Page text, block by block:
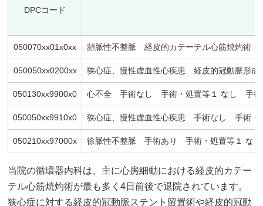
DPCコード
050070xx01x0xx 頻脈性不整脈 経皮的カテーテル心筋焼灼術
050050xx0200xx 狭心症、慢性虚血性心疾患 経皮的冠動脈形
050130xx9900x0 心不全 手術なし 手術・処置等１ なし 手術
050050xx9910x0 狭心症、慢性虚血性心疾患 手術なし 手術・
050210xx97000x 徐脈性不整脈 手術あり 手術・処置等１ な
当院の循環器内科は、主に心房細動における経皮的カテー
テル心筋焼灼術が最も多く4日前後で退院されています。
狭心症に対する経皮的冠動脈ステント留置術や経皮的冠動